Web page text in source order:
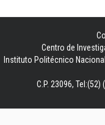
Centro de
Instituto Politécnico Nacional
C.P. 23096,